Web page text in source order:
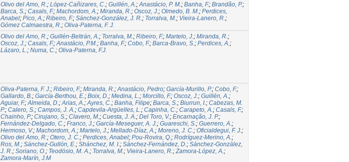
Olivo del Amo, R.; López-Cañizares, C.; Guillén, A.;Anastácio, P. M.; Banha, F.; Brandão, P.;
Barca, S.; Casals, F.; Machordom, A.; Miranda, R.; Oscoz, J.; Olmedo, B. M.; Perdices,
Anabel; Pico, A.; Ribeiro, F.; Sánchez-González, J. R.; Torralva, M.; Vieira-Lanero, R.;
Gómez Calmaestra, R.; Oliva-Paterna, F. J.
Olivo del Amo, R.; Guillén-Beltrán, A.; Torralva, M.; Ribeiro, F.; Martelo, J.; Miranda, R.;
Oscoz, J.; Casals, F.;Anastácio, P.M.; Banha, F.; Cobo, F.; Barca-Bravo, S.; Perdices, A.;
Lázaro, L.; Numa, C.; Oliva-Paterna, F.J.
Oliva-Paterna, F. J.; Ribeiro, F.; Miranda, R.;Anastácio, Pedro; García-Murillo, P.; Cobo, F.;
Gallardo, B.; García-Berthou, E.; Boix, D.; Medina, L.; Morcillo, F.; Oscoz, J.; Guillén, A.;
Aguiar, F.;Almeida, D.;Arias, A.;Ayres, C.; Banha, Filipe; Barca, S.; Biurrun, I.; Cabezas, M.
P.; Calero, S.; Campos, J. A.; Capdevila-Argüelles, L.; Capinha, C.; Carapeto, A.; Casals, F.;
Chainho, P.; Cirujano, S.; Clavero, M.; Cuesta, J. A.; Del Toro, V.; Encarnação, J. P.;
Fernández-Delgado, C.; Franco, J.; García-Meseguer, A. J.; Guareschi, S.; Guerrero, A.;
Hermoso, V.; Machordom, A.; Martelo, J.; Mellado-Díaz, A.; Moreno, J. C.; Oficialdegui, F. J.;
Olivo del Amo, R.; Otero, J. C.; Perdices, Anabel; Pou-Rovira, Q.; Rodríguez-Merino, A.;
Ros, M.; Sánchez-Gullón, E.; Shánchez, M. I.; Sánchez-Fernández, D.; Sánchez-González,
J. R.; Soriano, O.; Teodósio, M. A.; Torralva, M.; Vieira-Lanero, R.;Zamora-López, A.;
Zamora-Marín, J.M